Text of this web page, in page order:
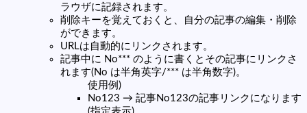
ラウザに記録されます。
削除キーを覚えておくと、自分の記事の編集・削除
ができます。
URLは自動的にリンクされます。
記事中に No*** のように書くとその記事にリンクさ
れます(No は半角英字/*** は半角数字)。
使用例)
No123 → 記事No123の記事リンクになります